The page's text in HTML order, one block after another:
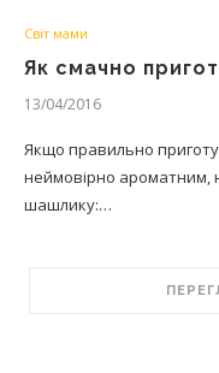
Світ мами
Як смачно
13/04/2016
Якщо правильно
неймовірно ароматним,
шашлику:…